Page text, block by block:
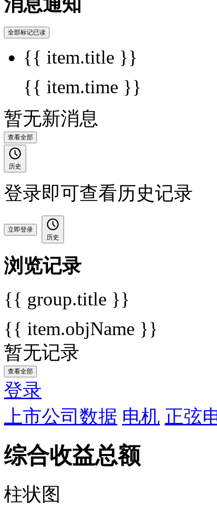
全部标记已读
{{ item.title }}
{{ item.time }}
暂无新消息
查看全部
历史
登录即可查看历史记录
立即登录
历史
浏览记录
{{ group.title }}
{{ item.objName }}
暂无记录
查看全部
登录
上市公司数据 电机 正弦
综合收益总额
柱状图